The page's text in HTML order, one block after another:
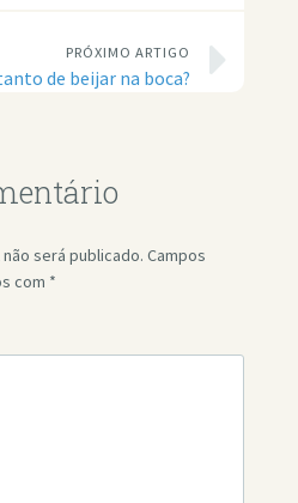
PRÓXIMO ARTIGO
de beijar na boca?
será publicado. Campos
com *